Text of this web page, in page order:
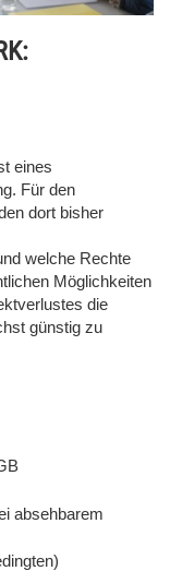
eines
Für den
dort bisher
welche Rechte
Möglichkeiten
die
günstig zu
absehbarem